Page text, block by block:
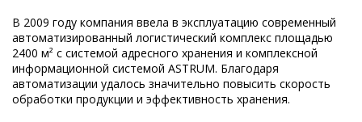
В 2009 году компания ввела в эксплуатацию современный
автоматизированный логистический комплекс площадью
2400 м² с системой адресного хранения и комплексной
информационной системой ASTRUM. Благодаря
автоматизации удалось значительно повысить скорость
обработки продукции и эффективность хранения.